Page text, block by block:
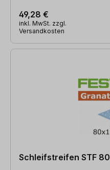
49,28 €
inkl. MwSt. zzgl.
Versandkosten
Schleifstreifen STF